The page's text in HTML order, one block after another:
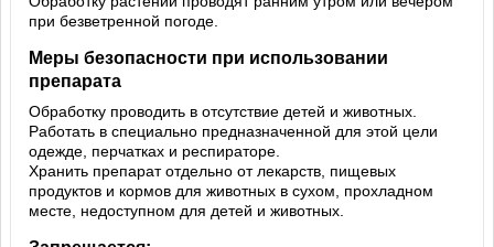
при безветренной погоде.
Меры безопасности при использовании
препарата
Обработку проводить в отсутствие детей и животных.
Работать в специально предназначенной для этой цели
одежде, перчатках и респираторе.
Хранить препарат отдельно от лекарств, пищевых
продуктов и кормов для животных в сухом, прохладном
месте, недоступном для детей и животных.